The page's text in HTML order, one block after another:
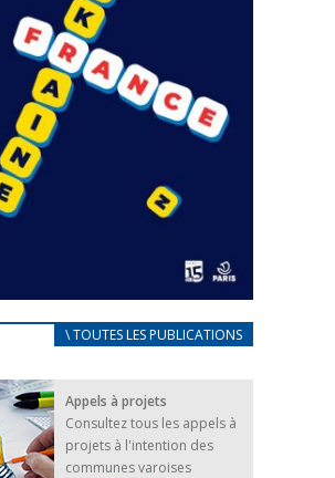
D’ACCUEIL
au mieux les réfugiés
arrivés en France,...
\ TOUTES LES PUBLICATIONS
Appels à projets
Consultez tous les appels à
projets à l'intention des
communes varoises